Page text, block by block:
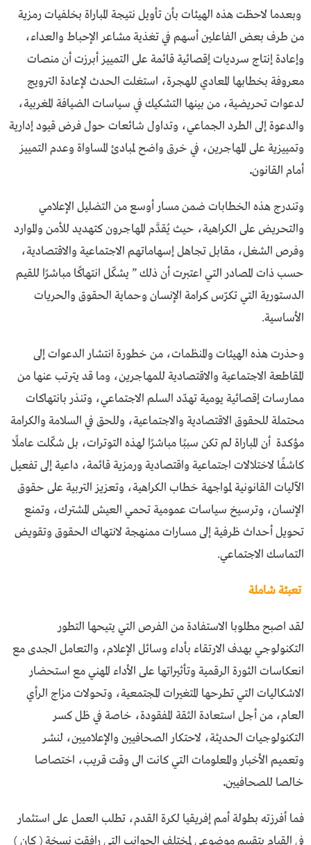
وبعدما لاحظت هذه الهيئات بأن تأويل نتيجة المباراة بخلفيات رمزية
من طرف بعض الفاعلين أسهم في تغذية مشاعر الإحباط والعداء،
وإعادة إنتاج سرديات إقصائية قائمة على التمييز أبرزت أن منصات
معروفة بخطابها المعادي للهجرة، استغلت الحدث لإعادة الترويج
لدعوات تحريضية، من بينها التشكيك في سياسات الضيافة المغربية،
والدعوة إلى الطرد الجماعي، وتداول شائعات حول فرض قيود إدارية
وتمييزية على المهاجرين، في خرق واضح لمبادئ المساواة وعدم التمييز
أمام القانون.
وتندرج هذه الخطابات ضمن مسار أوسع من التضليل الإعلامي
والتحريض على الكراهية، حيث يُقدَّم المهاجرون كتهديد للأمن والموارد
وفرص الشغل، مقابل تجاهل إسهاماتهم الاجتماعية والاقتصادية،
حسب ذات المصادر التي اعتبرت أن ذلك ” يشكّل انتهاكًا مباشرًا للقيم
الدستورية التي تكرّس كرامة الإنسان وحماية الحقوق والحريات
الأساسية.
وحذرت هذه الهيئات والمنظمات، من خطورة انتشار الدعوات إلى
المقاطعة الاجتماعية والاقتصادية للمهاجرين، وما قد يترتب عنها من
ممارسات إقصائية يومية تهدّد السلم الاجتماعي، وتنذر بانتهاكات
محتملة للحقوق الاقتصادية والاجتماعية، وللحق في السلامة والكرامة
مؤكدة أن المباراة لم تكن سببًا مباشرًا لهذه التوترات، بل شكّلت عاملًا
كاشفًا لاختلالات اجتماعية واقتصادية ورمزية قائمة، داعية إلى تفعيل
الآليات القانونية لمواجهة خطاب الكراهية، وتعزيز التربية على حقوق
الإنسان، وترسيخ سياسات عمومية تحمي العيش المشترك، وتمنع
تحويل أحداث ظرفية إلى مسارات ممنهجة لانتهاك الحقوق وتقويض
التماسك الاجتماعي.
تعبئة شاملة
لقد اصبح مطلوبا الاستفادة من الفرص التي يتيحها التطور
التكنولوجي بهدف الارتقاء بأداء وسائل الإعلام، والتعامل الجدى مع
انعكاسات الثورة الرقمية وتأثيراتها على الأداء المهني مع استحضار
الاشكاليات التي تطرحها المتغيرات المجتمعية، وتحولات مزاج الرأي
العام، من أجل استعادة الثقة المفقودة، خاصة في ظل كسر
التكنولوجيات الحديثة، لاحتكار الصحافيين والإعلاميين، لنشر
وتعميم الأخبار والمعلومات التي كانت الى وقت قريب، اختصاصا
خالصا للصحافيين.
فما أفرزته بطولة أمم إفريقيا لكرة القدم، تطلب العمل على استثمار
في القيام بتقييم موضوعي لمختلف الجوانب التي رافقت نسخة ( كان )